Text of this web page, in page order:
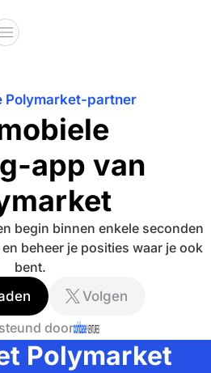
Polymarket-partner
app van
begin binnen enkele seconden
beheer je posities waar je ook
bent.
Volgen
door
Polymarket